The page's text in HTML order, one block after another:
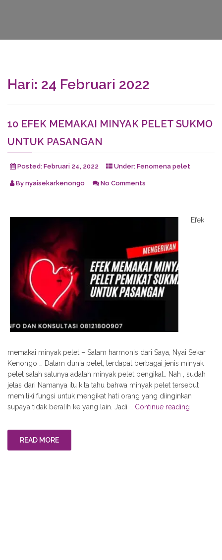
Hari: 24 Februari 2022
10 EFEK MEMAKAI MINYAK PELET SUKMO
UNTUK PASANGAN
Posted: Februari 24, 2022 Under: Fenomena pelet
By nyaisekarkenongo No Comments
Efek
memakai minyak pelet – Salam harmonis dari Saya, Nyai Sekar
Kenongo … Dalam dunia pelet, terdapat berbagai jenis minyak
pelet salah satunya adalah minyak pelet pengikat.. Nah , sudah
jelas dari Namanya itu kita tahu bahwa minyak pelet tersebut
memiliki fungsi untuk mengikat hati orang yang diinginkan
supaya tidak beralih ke yang lain. Jadi … Continue reading
READ MORE